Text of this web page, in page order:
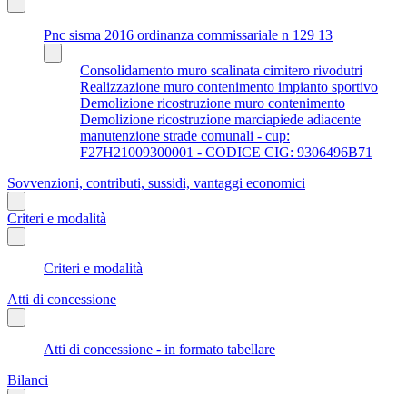
Pnc sisma 2016 ordinanza commissariale n 129 13
Consolidamento muro scalinata cimitero rivodutri
Realizzazione muro contenimento impianto sportivo
Demolizione ricostruzione muro contenimento
Demolizione ricostruzione marciapiede adiacente
manutenzione strade comunali - cup:
F27H21009300001 - CODICE CIG: 9306496B71
Sovvenzioni, contributi, sussidi, vantaggi economici
Criteri e modalità
Criteri e modalità
Atti di concessione
Atti di concessione - in formato tabellare
Bilanci